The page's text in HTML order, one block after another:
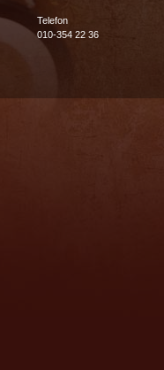
Telefon
010-354 22 36